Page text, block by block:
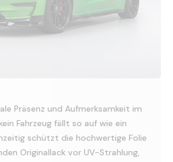
Präsenz und Aufmerksamkeit im
Fahrzeug fällt so auf wie ein
schützt die hochwertige Folie
Originallack vor UV-Strahlung,